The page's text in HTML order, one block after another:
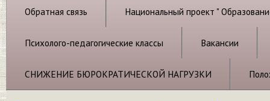
Обратная связь Национальный проект "
Психолого-педагогические классы Вакансии
СНИЖЕНИЕ БЮРОКРАТИЧЕСКОЙ НАГРУЗКИ